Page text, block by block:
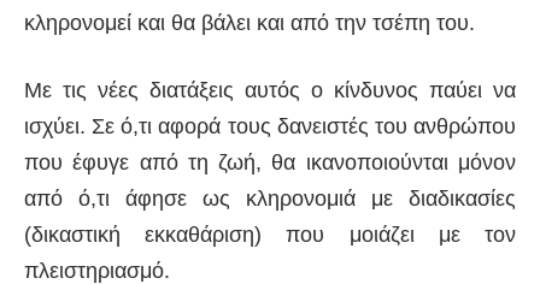
κληρονομεί και θα βάλει και από την τσέπη του.
Με τις νέες διατάξεις αυτός ο κίνδυνος παύει να
ισχύει. Σε ό,τι αφορά τους δανειστές του ανθρώπου
που έφυγε από τη ζωή, θα ικανοποιούνται μόνον
από ό,τι άφησε ως κληρονομιά με διαδικασίες
(δικαστική εκκαθάριση) που μοιάζει με τον
πλειστηριασμό.